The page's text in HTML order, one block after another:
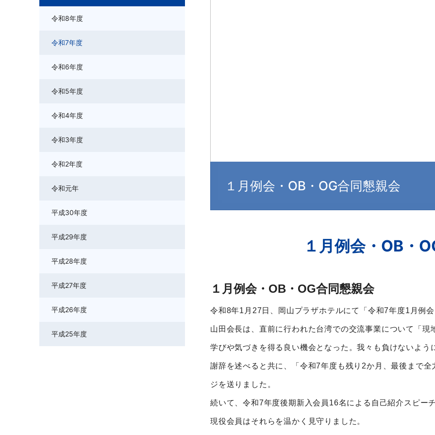
１月例会・OB・OG合同懇親会
１月例会・OB・
１月例会・OB・OG合同懇親会
令和8年1月27日、岡山プラザホテルにて「令和7年度1月例
山田会長は、直前に行われた台湾での交流事業について「
学びや気づきを得る良い機会となった。我々も負けないよ
謝辞を述べると共に、「令和7年度も残り2か月、最後まで
ジを送りました。
続いて、令和7年度後期新入会員16名による自己紹介スピー
現役会員はそれらを温かく見守りました。
令和8年度
令和7年度
令和6年度
令和5年度
令和4年度
令和3年度
令和2年度
令和元年
平成30年度
平成29年度
平成28年度
平成27年度
平成26年度
平成25年度